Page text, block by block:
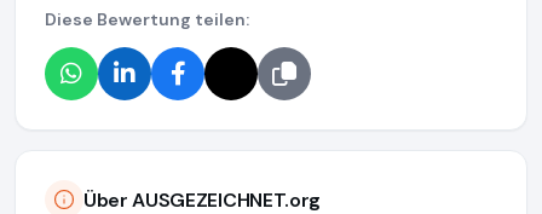
Diese Bewertung teilen:
Über AUSGEZEICHNET.org